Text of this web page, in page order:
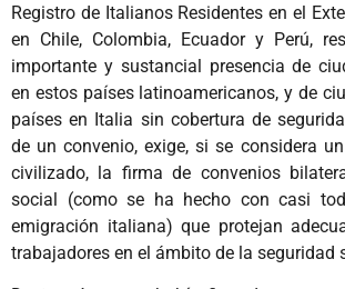
Registro de Italianos Residentes en el
en Chile, Colombia, Ecuador y Perú,
importante y sustancial presencia de
en estos países latinoamericanos, y de
países en Italia sin cobertura de
de un convenio, exige, si se considera
civilizado, la firma de convenios
social (como se ha hecho con casi
emigración italiana) que protejan
trabajadores en el ámbito de la seguridad